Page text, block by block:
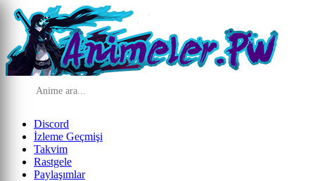
Discord
İzleme Geçmişi
Takvim
Rastgele
Paylaşımlar